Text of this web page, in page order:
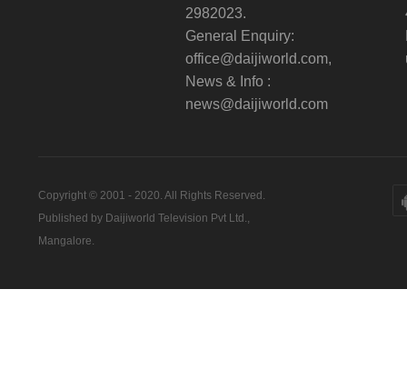
2982023.
General Enquiry:
office@daijiworld.com,
News & Info :
news@daijiworld.com
Copyright © 2001 - 2020. All Rights Reserved.
Published by Daijiworld Television Pvt Ltd.,
Mangalore.